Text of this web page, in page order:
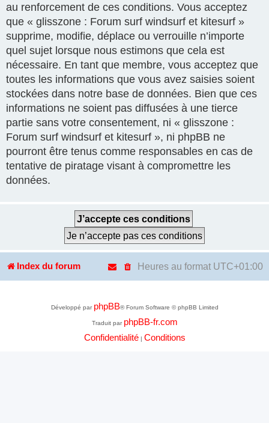
au renforcement de ces conditions. Vous acceptez
que « glisszone : Forum surf windsurf et kitesurf »
supprime, modifie, déplace ou verrouille n’importe
quel sujet lorsque nous estimons que cela est
nécessaire. En tant que membre, vous acceptez que
toutes les informations que vous avez saisies soient
stockées dans notre base de données. Bien que ces
informations ne soient pas diffusées à une tierce
partie sans votre consentement, ni « glisszone :
Forum surf windsurf et kitesurf », ni phpBB ne
pourront être tenus comme responsables en cas de
tentative de piratage visant à compromettre les
données.
Index du forum Heures au format UTC+01:00
Développé par phpBB® Forum Software © phpBB Limited
Traduit par phpBB-fr.com
Confidentialité| Conditions